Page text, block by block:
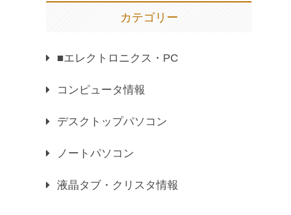
カテゴリー
■エレクトロニクス・PC
コンピュータ情報
デスクトップパソコン
ノートパソコン
液晶タブ・クリスタ情報